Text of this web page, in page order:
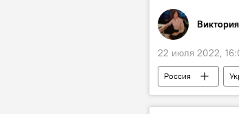
22 июля 2022,
Россия
Спецоперация